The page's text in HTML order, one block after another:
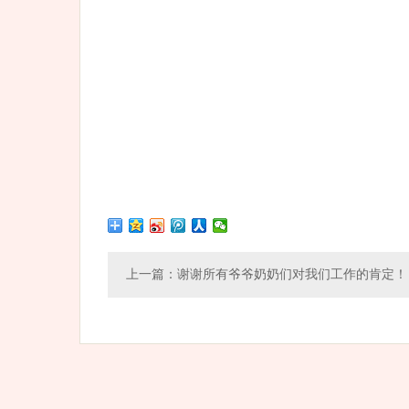
上一篇： 谢谢所有爷爷奶奶们对我们工作的肯定！